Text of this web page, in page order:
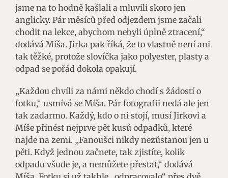
jsme na to hodně kašlali a mluvili skoro jen
anglicky. Pár měsíců před odjezdem jsme začali
chodit na lekce, abychom nebyli úplně ztracení,“
dodává Míša. Jirka pak říká, že to vlastně není ani
tak těžké, protože slovíčka jako polyester, plasty a
odpad se pořád dokola opakují.
„Každou chvíli za námi někdo chodí s žádostí o
fotku,“ usmívá se Míša. Pár fotografii nedá ale jen
tak zadarmo. Každý, kdo o ni stojí, musí Jirkovi a
Míše přinést nejprve pět kusů odpadků, které
najde na zemi. „Fanoušci nikdy nezůstanou jen u
pěti. Když jednou začnete, tak zjistíte, kolik
odpadu všude je, a nemůžete přestat,“ dodává